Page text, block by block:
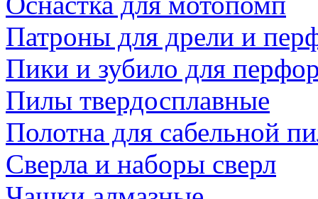
Патроны для дрели и
Пики и зубило для
Пилы твердосплавные
Полотна для сабельной
Сверла и наборы сверл